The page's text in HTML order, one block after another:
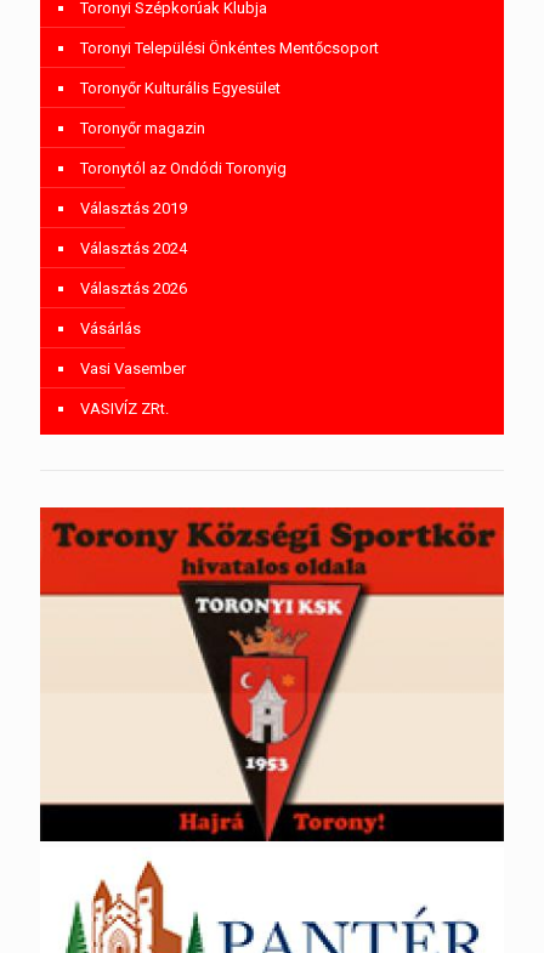
Toronyi Szépkorúak Klubja
Toronyi Települési Önkéntes Mentőcsoport
Toronyőr Kulturális Egyesület
Toronyőr magazin
Toronytól az Ondódi Toronyig
Választás 2019
Választás 2024
Választás 2026
Vásárlás
Vasi Vasember
VASIVÍZ ZRt.